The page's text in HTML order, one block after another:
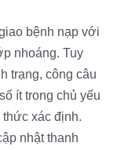
bệnh nạp với
nhoáng. Tuy
trạng, công câu
ít trong chủ yếu
xác định.
nhật thanh